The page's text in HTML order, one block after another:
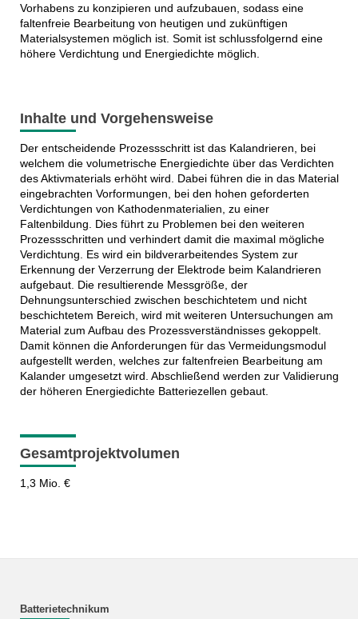
Vorhabens zu konzipieren und aufzubauen, sodass eine
faltenfreie Bearbeitung von heutigen und zukünftigen
Materialsystemen möglich ist. Somit ist schlussfolgernd eine
höhere Verdichtung und Energiedichte möglich.
Inhalte und Vorgehensweise
Der entscheidende Prozessschritt ist das Kalandrieren, bei
welchem die volumetrische Energiedichte über das Verdichten
des Aktivmaterials erhöht wird. Dabei führen die in das Material
eingebrachten Vorformungen, bei den hohen geforderten
Verdichtungen von Kathodenmaterialien, zu einer
Faltenbildung. Dies führt zu Problemen bei den weiteren
Prozessschritten und verhindert damit die maximal mögliche
Verdichtung. Es wird ein bildverarbeitendes System zur
Erkennung der Verzerrung der Elektrode beim Kalandrieren
aufgebaut. Die resultierende Messgröße, der
Dehnungsunterschied zwischen beschichtetem und nicht
beschichtetem Bereich, wird mit weiteren Untersuchungen am
Material zum Aufbau des Prozessverständnisses gekoppelt.
Damit können die Anforderungen für das Vermeidungsmodul
aufgestellt werden, welches zur faltenfreien Bearbeitung am
Kalander umgesetzt wird. Abschließend werden zur Validierung
der höheren Energiedichte Batteriezellen gebaut.
Gesamtprojektvolumen
1,3 Mio. €
Batterietechnikum